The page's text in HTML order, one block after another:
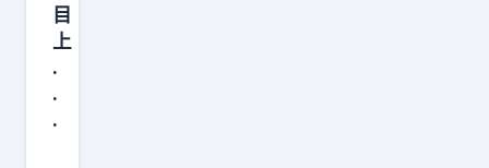
我
降
薪
、
矛
。
他
目
上
.
.
.